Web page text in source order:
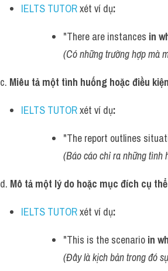
IELTS TUTOR xét ví dụ:
"There are instances in
(Có những trường hợp mà
c. Miêu tả một tình huống hoặc điều kiện
IELTS TUTOR xét ví dụ:
"The report outlines
(Báo cáo chỉ ra những tình
d. Mô tả một lý do hoặc mục đích cụ thể
IELTS TUTOR xét ví dụ:
"This is the scenario in
(Đây là kịch bản trong đó